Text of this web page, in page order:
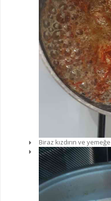
Biraz kızdırın ve